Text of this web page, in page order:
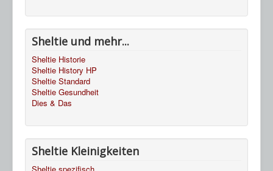
Sheltie und mehr...
Sheltie Historie
Sheltie History HP
Sheltie Standard
Sheltie Gesundheit
Dies & Das
Sheltie Kleinigkeiten